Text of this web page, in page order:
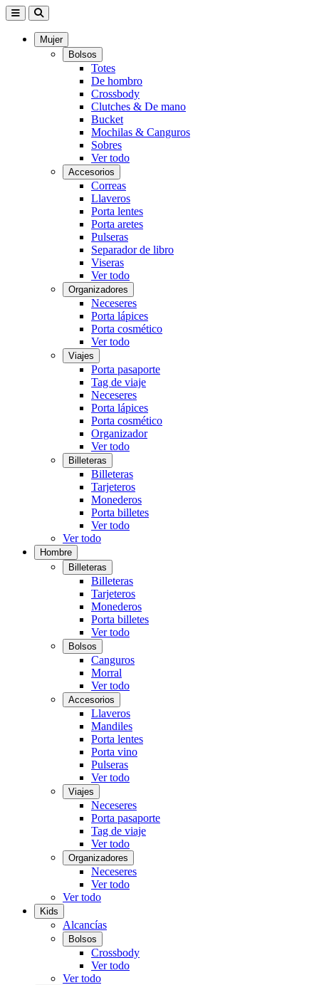
Mujer
Bolsos
Totes
De hombro
Crossbody
Clutches & De mano
Bucket
Mochilas & Canguros
Sobres
Ver todo
Accesorios
Correas
Llaveros
Porta lentes
Porta aretes
Pulseras
Separador de libro
Viseras
Ver todo
Organizadores
Neceseres
Porta lápices
Porta cosmético
Ver todo
Viajes
Porta pasaporte
Tag de viaje
Neceseres
Porta lápices
Porta cosmético
Organizador
Ver todo
Billeteras
Billeteras
Tarjeteros
Monederos
Porta billetes
Ver todo
Ver todo
Hombre
Billeteras
Billeteras
Tarjeteros
Monederos
Porta billetes
Ver todo
Bolsos
Canguros
Morral
Ver todo
Accesorios
Llaveros
Mandiles
Porta lentes
Porta vino
Pulseras
Ver todo
Viajes
Neceseres
Porta pasaporte
Tag de viaje
Ver todo
Organizadores
Neceseres
Ver todo
Ver todo
Kids
Alcancías
Bolsos
Crossbody
Ver todo
Ver todo